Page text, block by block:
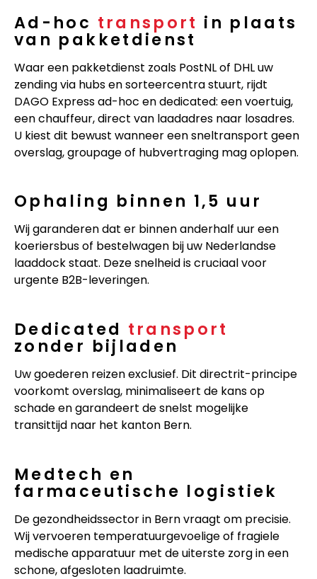
Ad-hoc transport in plaats
van pakketdienst
Waar een pakketdienst zoals PostNL of DHL uw
zending via hubs en sorteercentra stuurt, rijdt
DAGO Express ad-hoc en dedicated: een voertuig,
een chauffeur, direct van laadadres naar losadres.
U kiest dit bewust wanneer een sneltransport geen
overslag, groupage of hubvertraging mag oplopen.
Ophaling binnen 1,5 uur
Wij garanderen dat er binnen anderhalf uur een
koeriersbus of bestelwagen bij uw Nederlandse
laaddock staat. Deze snelheid is cruciaal voor
urgente B2B-leveringen.
Dedicated transport
zonder bijladen
Uw goederen reizen exclusief. Dit directrit-principe
voorkomt overslag, minimaliseert de kans op
schade en garandeert de snelst mogelijke
transittijd naar het kanton Bern.
Medtech en
farmaceutische logistiek
De gezondheidssector in Bern vraagt om precisie.
Wij vervoeren temperatuurgevoelige of fragiele
medische apparatuur met de uiterste zorg in een
schone, afgesloten laadruimte.